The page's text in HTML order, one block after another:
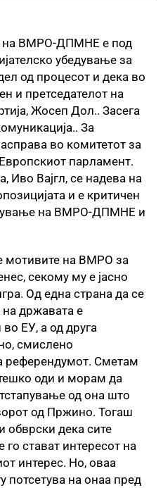
на ВМРО-ДПМНЕ е под
убедување за
од процесот и дека во
и претседателот на
Жосеп Дол.. Засега
За
во комитетот за
парламент.
Иво Вајгл, се надева на
и е критичен
на ВМРО-ДПМНЕ и
мотивите на ВМРО за
секому му е јасно
Од една страна да се
државата е
ЕУ, а од друга
смислено
референдумот. Сметам
оди и морам да
од она што
од Пржино. Тогаш
обврски дека сите
стават интересот на
интерес. Но, оваа
потсетува на онаа пред